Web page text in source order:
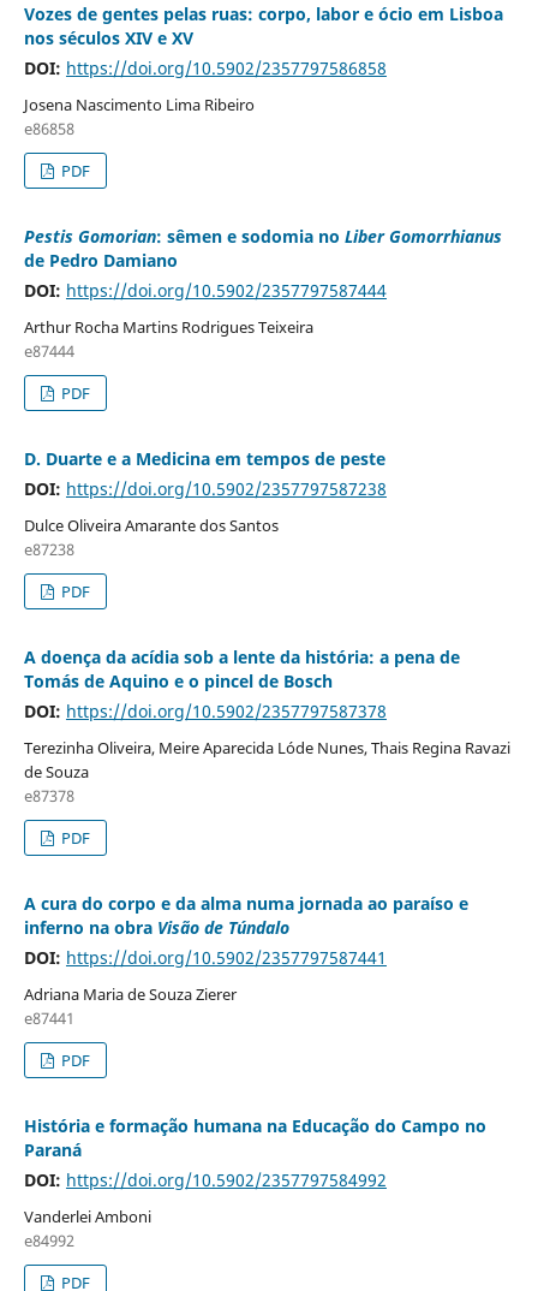
Vozes de gentes pelas ruas: corpo, labor e ócio em Lisboa
nos séculos XIV e XV
DOI: https://doi.org/10.5902/2357797586858
Josena Nascimento Lima Ribeiro
e86858
PDF
Pestis Gomorian: sêmen e sodomia no Liber Gomorrhianus
de Pedro Damiano
DOI: https://doi.org/10.5902/2357797587444
Arthur Rocha Martins Rodrigues Teixeira
e87444
PDF
D. Duarte e a Medicina em tempos de peste
DOI: https://doi.org/10.5902/2357797587238
Dulce Oliveira Amarante dos Santos
e87238
PDF
A doença da acídia sob a lente da história: a pena de
Tomás de Aquino e o pincel de Bosch
DOI: https://doi.org/10.5902/2357797587378
Terezinha Oliveira, Meire Aparecida Lóde Nunes, Thais Regina Ravazi
de Souza
e87378
PDF
A cura do corpo e da alma numa jornada ao paraíso e
inferno na obra Visão de Túndalo
DOI: https://doi.org/10.5902/2357797587441
Adriana Maria de Souza Zierer
e87441
PDF
História e formação humana na Educação do Campo no
Paraná
DOI: https://doi.org/10.5902/2357797584992
Vanderlei Amboni
e84992
PDF